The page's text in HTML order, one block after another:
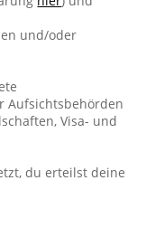
und/oder
Aufsichtsbehörden
Visa- und
du erteilst deine